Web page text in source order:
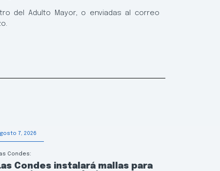
del Adulto Mayor, o enviadas al correo
7, 2026
Condes:
Condes instalará mallas para